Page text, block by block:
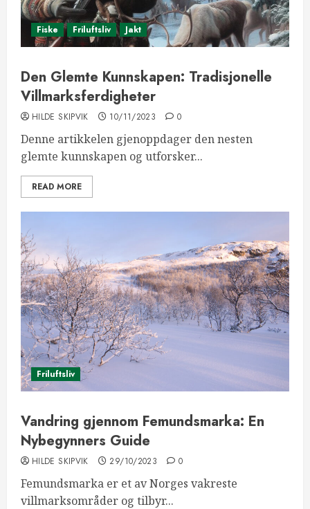
Fiske Friluftsliv Jakt
Den Glemte Kunnskapen: Tradisjonelle
Villmarksferdigheter
HILDE SKIPVIK 10/11/2023 0
Denne artikkelen gjenoppdager den nesten
glemte kunnskapen og utforsker...
READ MORE
Friluftsliv
Vandring gjennom Femundsmarka: En
Nybegynners Guide
HILDE SKIPVIK 29/10/2023 0
Femundsmarka er et av Norges vakreste
villmarksområder og tilbyr...